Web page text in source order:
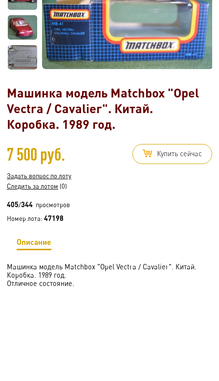
Машинка модель Matchbox "Opel
Vectra / Cavalier". Китай.
Коробка. 1989 год.
7 500 руб. Купить сейчас
Задать вопрос по лоту
Следить за лотом (0)
405/344 просмотров
Номер лота: 47198
Описание
Машинка модель Matchbox "Opel Vectra / Cavalier". Китай.
Коробка. 1989 год.
Отличное состояние.